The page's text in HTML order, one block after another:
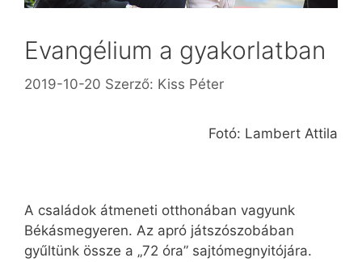
Evangélium a gyakorlatban
2019-10-20 Szerző: Kiss Péter
Fotó: Lambert Attila
A családok átmeneti otthonában vagyunk
Békásmegyeren. Az apró játszószobában
gyűltünk össze a „72 óra” sajtómegnyitójára.